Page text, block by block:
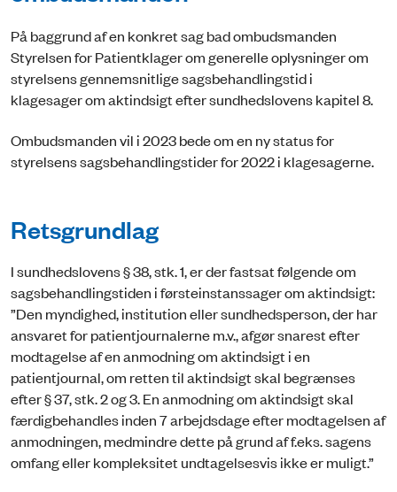
På baggrund af en konkret sag bad ombudsmanden
Styrelsen for Patientklager om generelle oplysninger om
styrelsens gennemsnitlige sagsbehandlingstid i
klagesager om aktindsigt efter sundhedslovens kapitel 8.
Ombudsmanden vil i 2023 bede om en ny status for
styrelsens sagsbehandlingstider for 2022 i klagesagerne.
Retsgrundlag
I sundhedslovens § 38, stk. 1, er der fastsat følgende om
sagsbehandlingstiden i førsteinstanssager om aktindsigt:
”Den myndighed, institution eller sundhedsperson, der har
ansvaret for patientjournalerne m.v., afgør snarest efter
modtagelse af en anmodning om aktindsigt i en
patientjournal, om retten til aktindsigt skal begrænses
efter § 37, stk. 2 og 3. En anmodning om aktindsigt skal
færdigbehandles inden 7 arbejdsdage efter modtagelsen af
anmodningen, medmindre dette på grund af f.eks. sagens
omfang eller kompleksitet undtagelsesvis ikke er muligt.”